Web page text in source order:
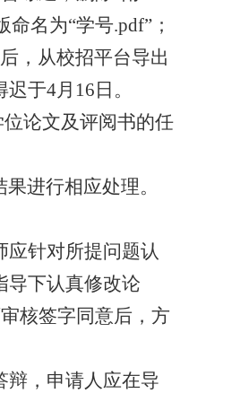
命名为“学号.pdf” ；
，从校招平台导出
迟于4月 16 日。
论文及评阅书的任
进行相应处理。
应针对所提问题认
导下认真修改论
核签字同意后，方
辩，申请人应在导